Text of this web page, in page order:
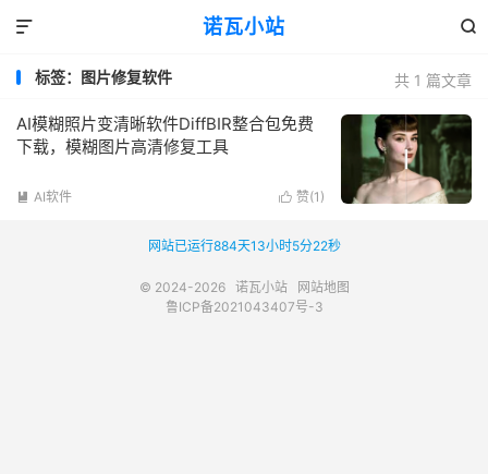
诺瓦小站 

共 1 篇文章
标签：图片修复软件
AI模糊照片变清晰软件DiffBIR整合包免费
下载，模糊图片高清修复工具
 赞(1 )
 AI软件
网站已运行884天13小时5分22秒
© 2024-2026 诺瓦小站
网站地图
鲁ICP备2021043407号-3